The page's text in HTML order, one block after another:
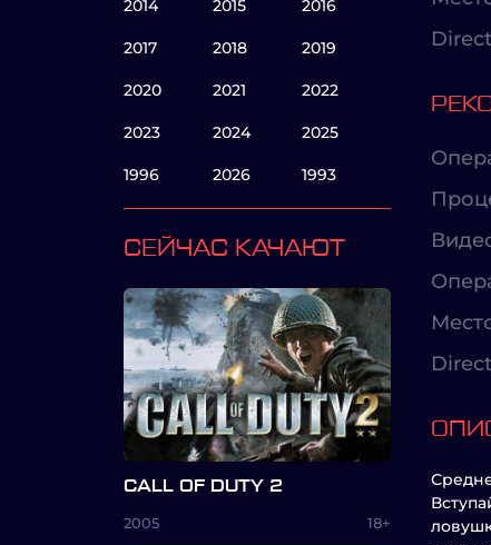
2014 2015 2016
2017 2018 2019
2020 2021 2022
2023 2024 2025
1996 2026 1993
СЕЙЧАС КАЧАЮТ
CALL OF DUTY 2
2005 18+